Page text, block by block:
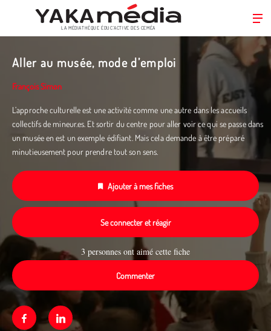
principal
LA MÉDIATHÈQUE ÉDUC’ACTIVE DES CEMÉA
Aller au musée, mode d’emploi
François Simon
L’approche culturelle est une activité comme une autre dans les accueils
collectifs de mineur.es. Et sortir du centre pour aller voir ce qui se passe dans
un musée en est un exemple édifiant. Mais cela demande à être préparé
minutieusement pour prendre tout son sens.
Ajouter à mes fiches
Se connecter et réagir
3 personnes ont aimé cette fiche
Commenter
FacebookLinkedin